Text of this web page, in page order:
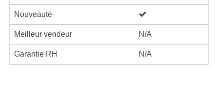
Nouveauté
Meilleur vendeur N/A
Garantie RH N/A